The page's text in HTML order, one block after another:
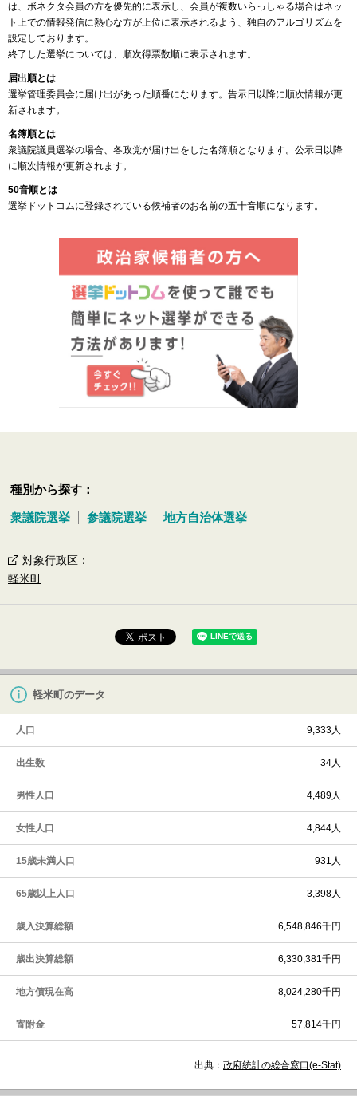
は、ボネクタ会員の方を優先的に表示し、会員が複数いらっしゃる場合はネッ
ト上での情報発信に熱心な方が上位に表示されるよう、独自のアルゴリズムを
設定しております。
終了した選挙については、順次得票数順に表示されます。
届出順とは
選挙管理委員会に届け出があった順番になります。告示日以降に順次情報が更
新されます。
名簿順とは
衆議院議員選挙の場合、各政党が届け出をした名簿順となります。公示日以降
に順次情報が更新されます。
50音順とは
選挙ドットコムに登録されている候補者のお名前の五十音順になります。
種別から探す：
衆議院選挙 参議院選挙 地方自治体選挙
対象行政区 ：
軽米町
軽米町のデータ
人口 9,333人
出生数 34人
男性人口 4,489人
女性人口 4,844人
15歳未満人口 931人
65歳以上人口 3,398人
歳入決算総額 6,548,846千円
歳出決算総額 6,330,381千円
地方債現在高 8,024,280千円
寄附金 57,814千円
出典： 政府統計の総合窓口(e-Stat)